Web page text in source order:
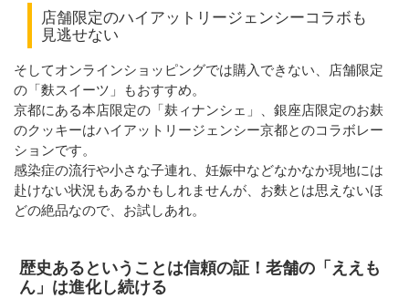
店舗限定のハイアットリージェンシーコラボも
見逃せない
そしてオンラインショッピングでは購入できない、店舗限定
の「麩スイーツ」もおすすめ。
京都にある本店限定の「麸ィナンシェ」、銀座店限定のお麸
のクッキーはハイアットリージェンシー京都とのコラボレー
ションです。
感染症の流行や小さな子連れ、妊娠中などなかなか現地には
赴けない状況もあるかもしれませんが、お麩とは思えないほ
どの絶品なので、お試しあれ。
歴史あるということは信頼の証！老舗の「ええも
ん」は進化し続ける